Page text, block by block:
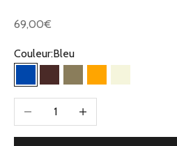
Prix de vente
69,00€
Couleur:Bleu
BleuMarronOliveOrangeBeige
Diminuer la quantitéAugmenter la quantité